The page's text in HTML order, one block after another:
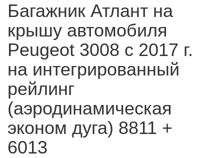
Багажник Атлант на
крышу автомобиля
Peugeot 3008 с 2017 г.
на интегрированный
рейлинг
(аэродинамическая
эконом дуга) 8811 +
6013